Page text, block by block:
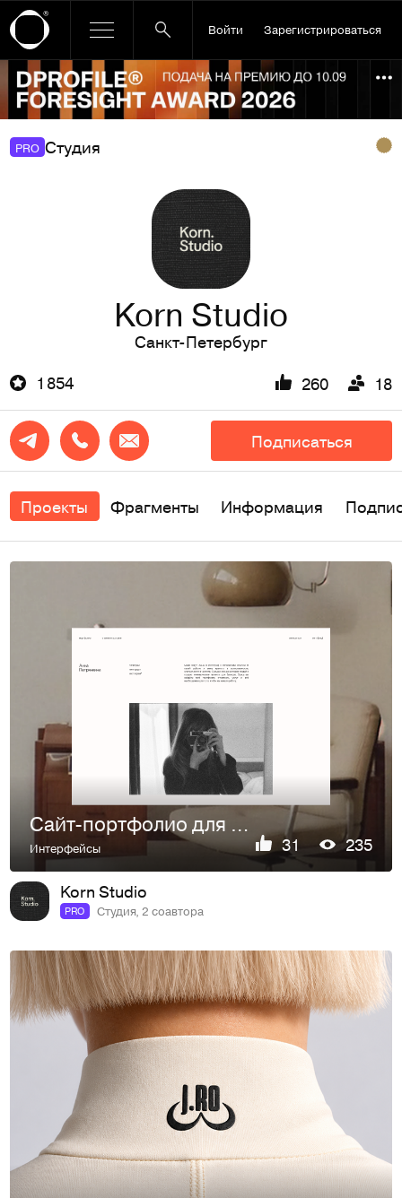
Войти Зарегистрироваться
Ссылка баннера
PRO Студия
Korn Studio
Санкт-Петербург
1 854
260 18
Подписаться
Проекты Фрагменты Информация
Сайт-портфолио для фотографа | Анна Петрянкина
Интерфейсы 31 235
Korn Studio
PRO Студия, 2 соавтора